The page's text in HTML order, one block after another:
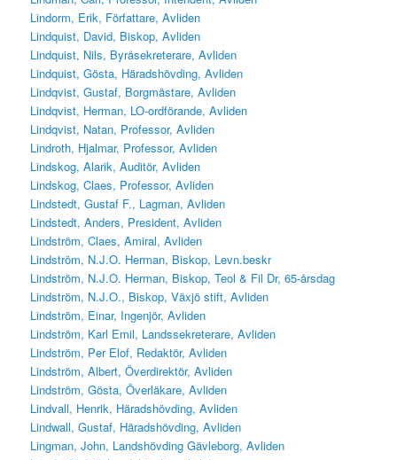
Lindorm, Erik, Författare, Avliden
Lindquist, David, Biskop, Avliden
Lindquist, Nils, Byråsekreterare, Avliden
Lindquist, Gösta, Häradshövding, Avliden
Lindqvist, Gustaf, Borgmästare, Avliden
Lindqvist, Herman, LO-ordförande, Avliden
Lindqvist, Natan, Professor, Avliden
Lindroth, Hjalmar, Professor, Avliden
Lindskog, Alarik, Auditör, Avliden
Lindskog, Claes, Professor, Avliden
Lindstedt, Gustaf F., Lagman, Avliden
Lindstedt, Anders, President, Avliden
Lindström, Claes, Amiral, Avliden
Lindström, N.J.O. Herman, Biskop, Levn.beskr
Lindström, N.J.O. Herman, Biskop, Teol & Fil Dr, 65-årsdag
Lindström, N.J.O., Biskop, Växjö stift, Avliden
Lindström, Einar, Ingenjör, Avliden
Lindström, Karl Emil, Landssekreterare, Avliden
Lindström, Per Elof, Redaktör, Avliden
Lindström, Albert, Överdirektör, Avliden
Lindström, Gösta, Överläkare, Avliden
Lindvall, Henrik, Häradshövding, Avliden
Lindwall, Gustaf, Häradshövding, Avliden
Lingman, John, Landshövding Gävleborg, Avliden